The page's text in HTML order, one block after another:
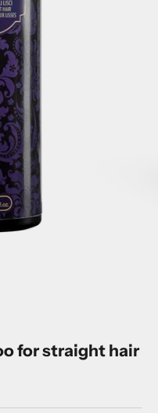
element 1
element 2
for straight hair